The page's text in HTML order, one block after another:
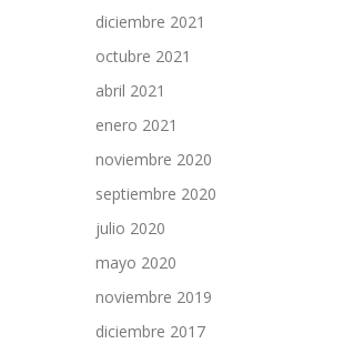
diciembre 2021
octubre 2021
abril 2021
enero 2021
noviembre 2020
septiembre 2020
julio 2020
mayo 2020
noviembre 2019
diciembre 2017